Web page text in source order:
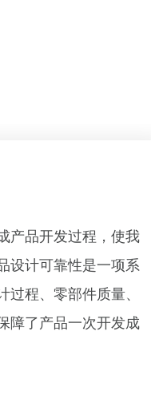
产品开发过程，使我
设计可靠性是一项系
程、零部件质量、
障了产品一次开发成